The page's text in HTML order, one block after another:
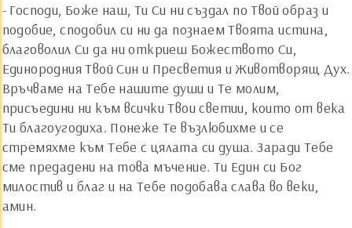
- Господи, Боже наш, Ти Си ни създал по Твой образ и
подобие, сподобил си ни да познаем Твоята истина,
благоволил Си да ни откриеш Божеството Си,
Единородния Твой Син и Пресветия и Животворящ Дух.
Връчваме на Тебе нашите души и Те молим,
присъедини ни към всички Твои светии, които от века
Ти благоугодиха. Понеже Те възлюбихме и се
стремяхме към Тебе с цялата си душа. Заради Тебе
сме предадени на това мъчение. Ти Един си Бог
милостив и благ и на Тебе подобава слава во веки,
амин.